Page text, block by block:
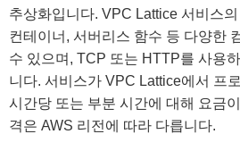
추상화입니다. VPC Lattice 서비스
컨테이너, 서버리스 함수 등 다양한
수 있으며, TCP 또는 HTTP를 사용
니다. 서비스가 VPC Lattice에서 프
시간당 또는 부분 시간에 대해 요금
격은 AWS 리전에 따라 다릅니다.